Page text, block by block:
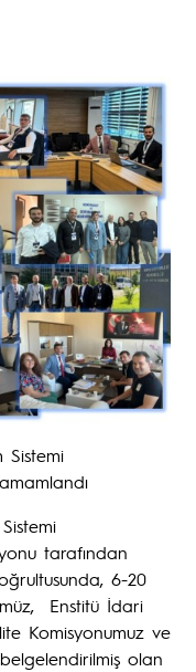
Sistemi
tarafından
6-20
Enstitü İdari
Komisyonumuz ve
olan